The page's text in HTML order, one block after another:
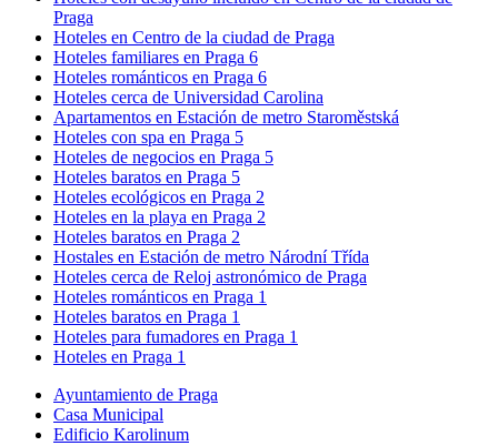
Praga
Hoteles en Centro de la ciudad de Praga
Hoteles familiares en Praga 6
Hoteles románticos en Praga 6
Hoteles cerca de Universidad Carolina
Apartamentos en Estación de metro Staroměstská
Hoteles con spa en Praga 5
Hoteles de negocios en Praga 5
Hoteles baratos en Praga 5
Hoteles ecológicos en Praga 2
Hoteles en la playa en Praga 2
Hoteles baratos en Praga 2
Hostales en Estación de metro Národní Třída
Hoteles cerca de Reloj astronómico de Praga
Hoteles románticos en Praga 1
Hoteles baratos en Praga 1
Hoteles para fumadores en Praga 1
Hoteles en Praga 1
Ayuntamiento de Praga
Casa Municipal
Edificio Karolinum